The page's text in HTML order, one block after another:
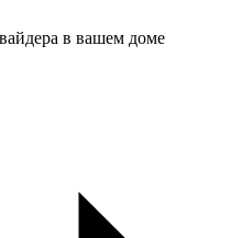
в вашем доме